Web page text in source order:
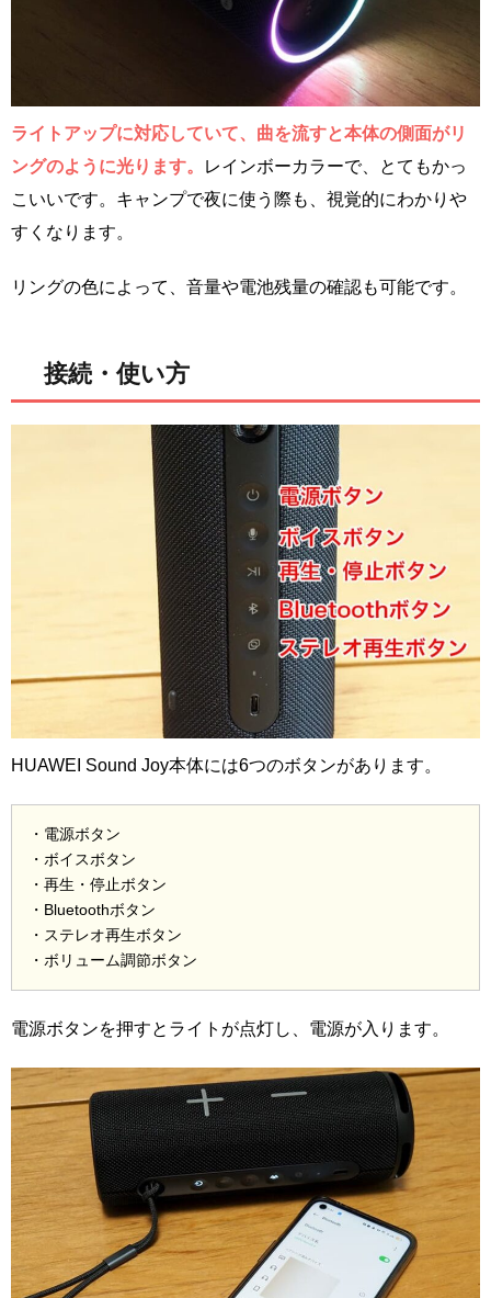
ライトアップに対応していて、曲を流すと本体の側面がリ
ングのように光ります。
レインボーカラーで、とてもかっ
こいいです。キャンプで夜に使う際も、視覚的にわかりや
すくなります。
リングの色によって、音量や電池残量の確認も可能です。
接続・使い方
HUAWEI Sound Joy本体には6つのボタンがあります。
・電源ボタン
・ボイスボタン
・再生・停止ボタン
・Bluetoothボタン
・ステレオ再生ボタン
・ボリューム調節ボタン
電源ボタンを押すとライトが点灯し、電源が入ります。